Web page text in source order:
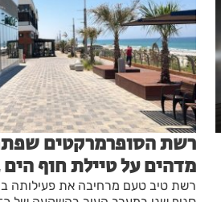
רשת הסופרמרקטים
מדהים על טיילת חוף הים
רשת טיב טעם מרחיבה את פעילותה